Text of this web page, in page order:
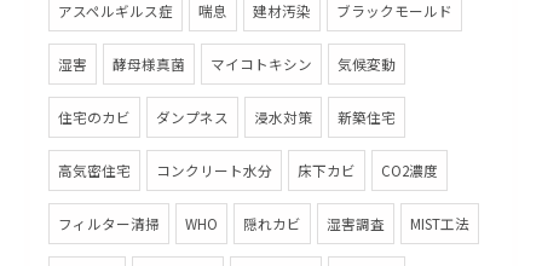
アスペルギルス症 喘息 建材汚染 ブラックモールド
湿害 酵母様真菌 マイコトキシン 気候変動
住宅のカビ ダンプネス 浸水対策 新築住宅
高気密住宅 コンクリート水分 床下カビ CO2濃度
フィルター清掃 WHO 隠れカビ 湿害調査 MIST工法